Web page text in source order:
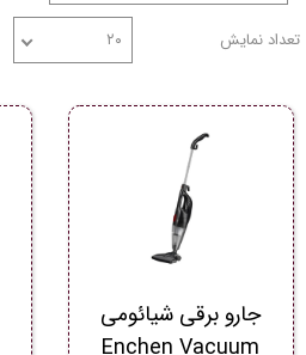
تعداد نمایش ۲۰
جارو برقی شیائومی
Enchen Vacuum